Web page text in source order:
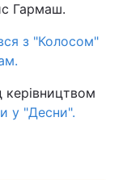
Гармаш.
з "Колосом"
у "Десни".